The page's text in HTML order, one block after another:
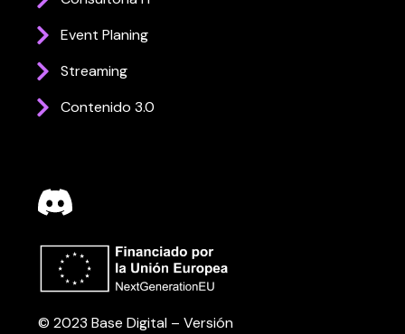
Event Planing
Streaming
Contenido 3.0
© 2023 Base Digital – Versión